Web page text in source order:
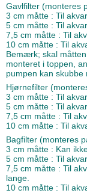
Gavlfilter (monteres
3 cm måtte : Til
5 cm måtte : Til
7,5 cm måtte : Til
10 cm måtte : Til
Bemærk; skal
monteret i toppen,
pumpen kan skubbe
Hjørnefilter
3 cm måtte : Til
5 cm måtte : Til
7,5 cm måtte : Til
10 cm måtte : Til
Bagfilter (monteres
3 cm måtte : Kan
5 cm måtte : Til
7,5 cm måtte : Til
lange.
10 cm måtte : Til